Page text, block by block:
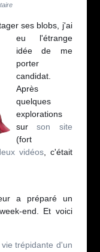
ses blobs, j'ai
eu l'étrange
idée de me
porter
candidat.
Après
quelques
explorations
surson site
(fort
vidéos, c'était
a préparé un
end. Et voici
trépidante d'un